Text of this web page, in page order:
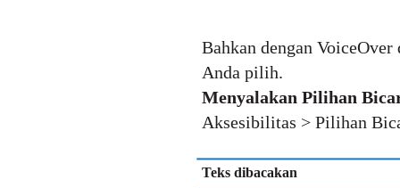
Bahkan dengan
Anda pilih.
Menyalakan Pilihan
Aksesibilitas > Pilihan
Teks dibacakan